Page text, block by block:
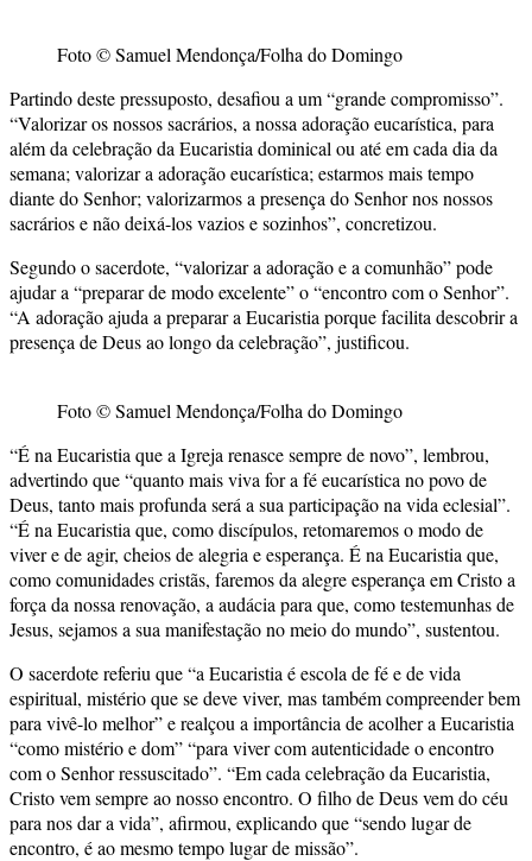
Foto © Samuel Mendonça/Folha do Domingo
Partindo deste pressuposto, desafiou a um “grande compromisso”.
“Valorizar os nossos sacrários, a nossa adoração eucarística, para
além da celebração da Eucaristia dominical ou até em cada dia da
semana; valorizar a adoração eucarística; estarmos mais tempo
diante do Senhor; valorizarmos a presença do Senhor nos nossos
sacrários e não deixá-los vazios e sozinhos”, concretizou.
Segundo o sacerdote, “valorizar a adoração e a comunhão” pode
ajudar a “preparar de modo excelente” o “encontro com o Senhor”.
“A adoração ajuda a preparar a Eucaristia porque facilita descobrir a
presença de Deus ao longo da celebração”, justificou.
Foto © Samuel Mendonça/Folha do Domingo
“É na Eucaristia que a Igreja renasce sempre de novo”, lembrou,
advertindo que “quanto mais viva for a fé eucarística no povo de
Deus, tanto mais profunda será a sua participação na vida eclesial”.
“É na Eucaristia que, como discípulos, retomaremos o modo de
viver e de agir, cheios de alegria e esperança. É na Eucaristia que,
como comunidades cristãs, faremos da alegre esperança em Cristo a
força da nossa renovação, a audácia para que, como testemunhas de
Jesus, sejamos a sua manifestação no meio do mundo”, sustentou.
O sacerdote referiu que “a Eucaristia é escola de fé e de vida
espiritual, mistério que se deve viver, mas também compreender bem
para vivê-lo melhor” e realçou a importância de acolher a Eucaristia
“como mistério e dom” “para viver com autenticidade o encontro
com o Senhor ressuscitado”. “Em cada celebração da Eucaristia,
Cristo vem sempre ao nosso encontro. O filho de Deus vem do céu
para nos dar a vida”, afirmou, explicando que “sendo lugar de
encontro, é ao mesmo tempo lugar de missão”.